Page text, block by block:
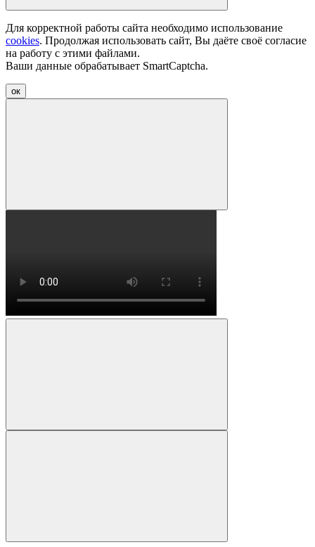
Для корректной работы сайта необходимо использование
cookies. Продолжая использовать сайт, Вы даёте своё согласие
на работу с этими файлами.
Ваши данные обрабатывает SmartCaptcha.
ок